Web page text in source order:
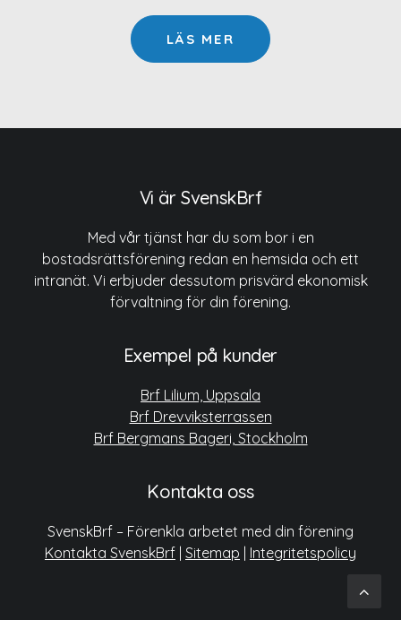
LÄS MER
Vi är SvenskBrf
Med vår tjänst har du som bor i en
bostadsrättsförening redan en hemsida och ett
intranät. Vi erbjuder dessutom prisvärd ekonomisk
förvaltning för din förening.
Exempel på kunder
Brf Lilium, Uppsala
Brf Drevviksterrassen
Brf Bergmans Bageri, Stockholm
Kontakta oss
SvenskBrf – Förenkla arbetet med din förening
Kontakta SvenskBrf Sitemap Integritetspolicy